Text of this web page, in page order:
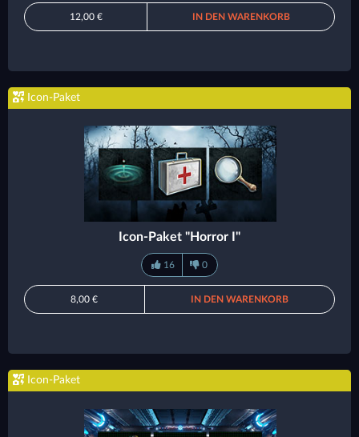
12,00 € IN DEN WARENKORB
Icon-Paket
Icon-Paket "Horror I"
16 0
8,00 € IN DEN WARENKORB
Icon-Paket